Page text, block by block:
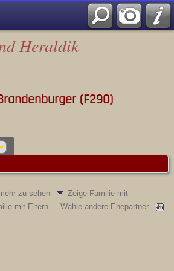
Heraldik
(F290)
zu sehen
Zeige Familie mit
mit Eltern
Wähle andere Ehepartner